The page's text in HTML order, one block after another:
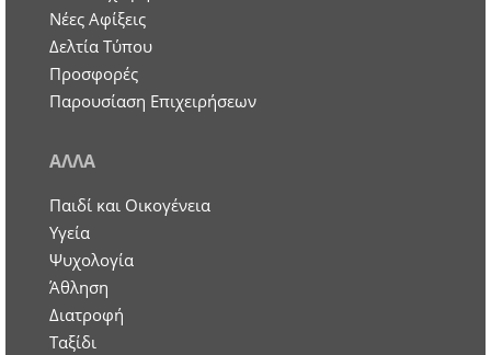
Νέες Αφίξεις
Δελτία Τύπου
Προσφορές
Παρουσίαση Επιχειρήσεων
ΑΛΛΑ
Παιδί και Οικογένεια
Υγεία
Ψυχολογία
Άθληση
Διατροφή
Ταξίδι